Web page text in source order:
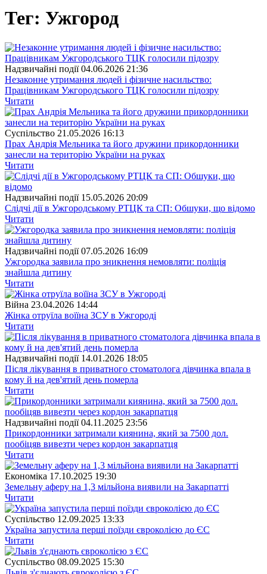
Тег: Ужгород
Надзвичайні події 04.06.2026 21:36
Незаконне утримання людей і фізичне насильство:
Працівникам Ужгородського ТЦК голосили підозру
Читати
Суспiльство 21.05.2026 16:13
Прах Андрія Мельника та його дружини прикордонники
занесли на територію України на руках
Читати
Надзвичайні події 15.05.2026 20:09
Слідчі дії в Ужгородському РТЦК та СП: Обшуки, що відомо
Читати
Надзвичайні події 07.05.2026 16:09
Ужгородка заявила про зникнення немовляти: поліція
знайшла дитину
Читати
Війна 23.04.2026 14:44
Жінка отруїла воїїна ЗСУ в Ужгороді
Читати
Надзвичайні події 14.01.2026 18:05
Після лікування в приватного стоматолога дівчинка впала в
кому й на дев'ятий день померла
Читати
Надзвичайні події 04.11.2025 23:56
Прикордонники затримали киянина, який за 7500 дол.
пообіцяв вивезти через кордон закарпатця
Читати
Економіка 17.10.2025 19:30
Земельну аферу на 1,3 мільйона виявили на Закарпатті
Читати
Суспiльство 12.09.2025 13:33
Україна запустила перші поїзди євроколією до ЄС
Читати
Суспiльство 08.09.2025 15:30